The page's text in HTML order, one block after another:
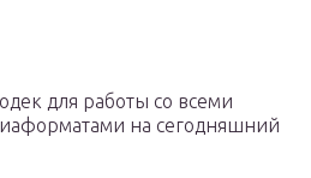
для работы со всеми
на сегодняшний